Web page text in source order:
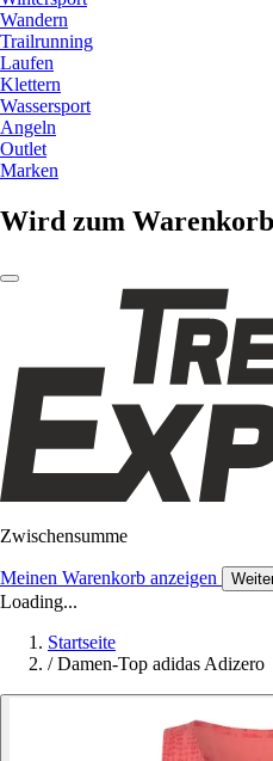
Wandern
Trailrunning
Laufen
Klettern
Wassersport
Angeln
Outlet
Marken
Wird zum
Zwischensumme
Meinen Warenkorb anzeigen
Loading...
Startseite
/ Damen-Top adidas Adizero